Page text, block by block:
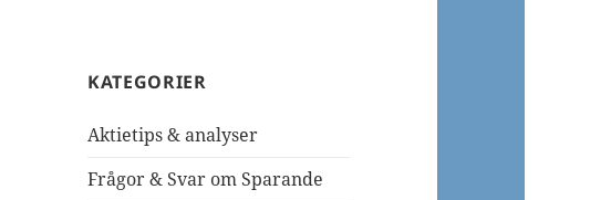
KATEGORIER
Aktietips & analyser
Frågor & Svar om Sparande